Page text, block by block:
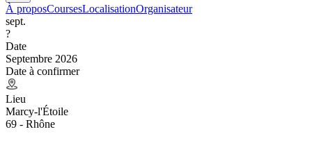
À proposCoursesLocalisationOrganisateur
sept.
?
Date
Septembre 2026
Date à confirmer
Lieu
Marcy-l'Étoile
69 - Rhône